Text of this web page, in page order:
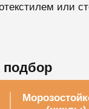
или
подбор